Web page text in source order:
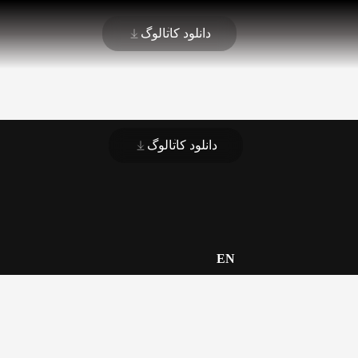
دانلود کاتالوگ
دانلود کاتالوگ
EN